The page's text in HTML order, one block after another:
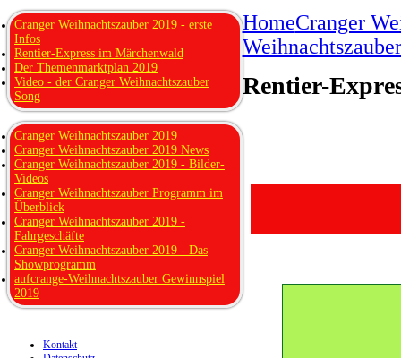
HomeCranger
Rentier-
Cranger Weihnachtszauber 2019 - erste
Infos
Rentier-Express im Märchenwald
Der Themenmarktplan 2019
Video - der Cranger Weihnachtszauber
Song
Cranger Weihnachtszauber 2019
Cranger Weihnachtszauber 2019 News
Cranger Weihnachtszauber 2019 - Bilder-
Videos
Cranger Weihnachtszauber Programm im
Überblick
Cranger Weihnachtszauber 2019 -
Fahrgeschäfte
Cranger Weihnachtszauber 2019 - Das
Showprogramm
aufcrange-Weihnachtszauber Gewinnspiel
2019
Kontakt